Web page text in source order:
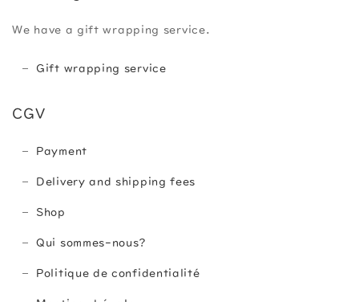
We have a gift wrapping service.
Gift wrapping service
CGV
Payment
Delivery and shipping fees
Shop
Qui sommes-nous?
Politique de confidentialité